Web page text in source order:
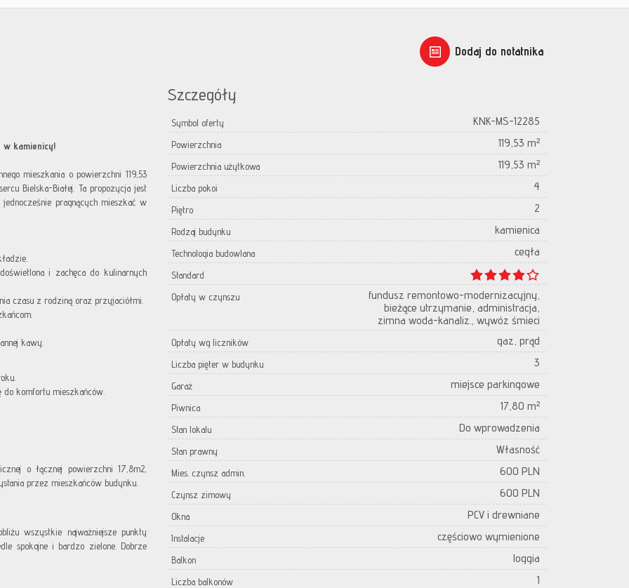
Dodaj do notatnika
w kamienicy!
mieszkania o powierzchni 119,53
Bielska-Białej. Ta propozycja jest
pragnących mieszkać w
i zachęca do kulinarnych
czasu z rodziną oraz przyjaciółmi.
kawy.
komfortu mieszkańców.
o łącznej powierzchni 17,8m2,
przez mieszkańców budynku.
wszystkie najważniejsze punkty
spokojne i bardzo zielone. Dobrze
Szczegóły
Symbol oferty KNK-MS-12285
Powierzchnia 119,53 m²
Powierzchnia użytkowa 119,53 m²
Liczba pokoi 4
Piętro 2
Rodzaj budynku kamienica
Technologia budowlana cegła
Standard
Opłaty w czynszu
fundusz remontowo-modernizacyjny,
bieżące utrzymanie, administracja,
zimna woda-kanaliz., wywóz śmieci
Opłaty wg liczników gaz, prąd
Liczba pięter w budynku 3
Garaż miejsce parkingowe
Piwnica 17,80 m²
Stan lokalu Do wprowadzenia
Stan prawny Własność
Mies. czynsz admin. 600 PLN
Czynsz zimowy 600 PLN
Okna PCV i drewniane
Instalacje częściowo wymienione
Balkon loggia
Liczba balkonów 1